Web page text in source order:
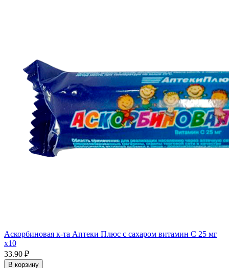
Аскорбиновая к-та Аптеки Плюс с сахаром витамин С 25 мг
x10
33.90 ₽
В корзину